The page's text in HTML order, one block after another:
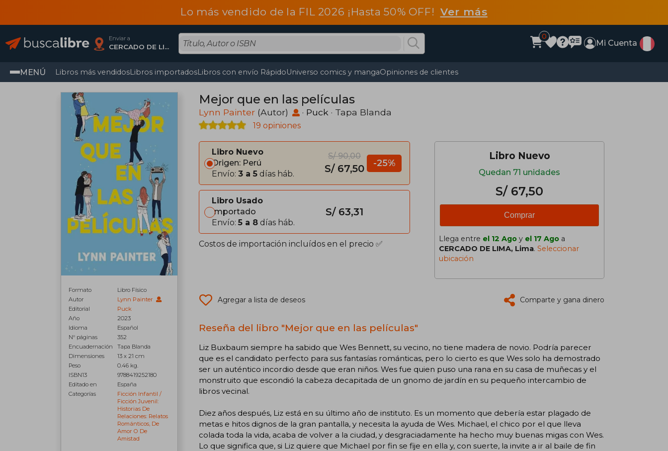
Lo más vendido de la FIL 2026 ¡Hasta 50% OFF! Ver más
Enviar a
CERCADO DE LIMA, Lima
0
Mi Cuenta
MENÚ Libros más vendidosLibros importadosLibros con envío RápidoUniverso comics y mangaOpiniones de clientes
Formato
Libro Físico
Autor
Lynn Painter
Editorial
Puck
Año
2023
Idioma
Español
N° páginas
352
Encuadernación
Tapa Blanda
Dimensiones
13 x 21 cm
Peso
0.46 kg.
ISBN13
9788419252180
Editado en
España
Categorías
Ficción Infantil /
Ficción Juvenil:
Historias De
Relaciones: Relatos
Románticos, De
Amor O De
Amistad
Mejor que en las películas
Lynn Painter (Autor) · Puck · Tapa Blanda
19 opiniones
Libro Nuevo
Origen: Perú
Envío: 3 a 5 días háb.
S/ 90,00
S/ 67,50 -25%
Libro Usado
Importado
Envío: 5 a 8 días háb.
S/ 63,31
Costos de importación incluídos en el precio ✅
Libro Nuevo
Quedan 71 unidades
S/ 67,50
Comprar
Llega entre el 12 Ago y el 17 Ago a
CERCADO DE LIMA, Lima. Seleccionar
ubicación
Agregar a lista de deseos Comparte y gana dinero
Reseña del libro "Mejor que en las películas"
Liz Buxbaum siempre ha sabido que Wes Bennett, su vecino, no tiene madera de novio. Podría parecer
que es el candidato perfecto para sus fantasías románticas, pero lo cierto es que Wes solo ha demostrado
ser un auténtico incordio desde que eran niños. Wes fue quien puso una rana en su casa de muñecas y el
monstruito que escondió la cabeza decapitada de un gnomo de jardín en su pequeño intercambio de
libros vecinal.
Diez años después, Liz está en su último año de instituto. Es un momento que debería estar plagado de
metas e hitos dignos de la gran pantalla, y necesita la ayuda de Wes. Michael, el chico por el que lleva
colada toda la vida, acaba de volver a la ciudad, y desgraciadamente ha hecho muy buenas migas con Wes.
Lo que significa que, si Liz quiere que Michael por fin se fije en ella y, con suerte, la invite a ir al baile de fin